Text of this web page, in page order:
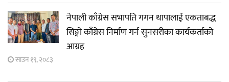
नेपाली काँग्रेस सभापति गगन थापालाई एकताबद्ध
सिङ्गो काँग्रेस निर्माण गर्न सुनसरीका कार्यकर्ताको
आग्रह
साउन १९, २०८३